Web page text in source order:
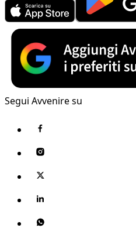
Segui Avvenire su